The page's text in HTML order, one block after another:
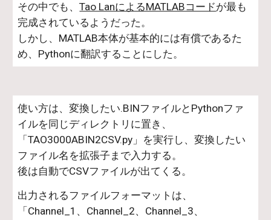
その中でも、Tao LanによるMATLABコードが最も
完成されているようだった。
しかし、MATLAB本体が基本的には有償であるた
め、Pythonに翻訳することにした。
使い方は、変換したい.BINファイルとPythonファ
イルを同じディレクトリに置き、
「TAO3000ABIN2CSV.py」を実行し、変換したい
ファイル名を拡張子まで入力する。
後は自動でCSVファイルが出てくる。
出力されるファイルフォーマットは、
「Channel_1、Channel_2、Channel_3、